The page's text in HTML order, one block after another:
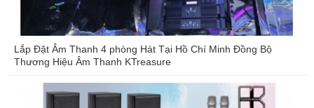
Lắp Đặt Âm Thanh 4 phòng Hát Tại Hồ Chí Minh Đồng Bộ
Thương Hiệu Âm Thanh KTreasure